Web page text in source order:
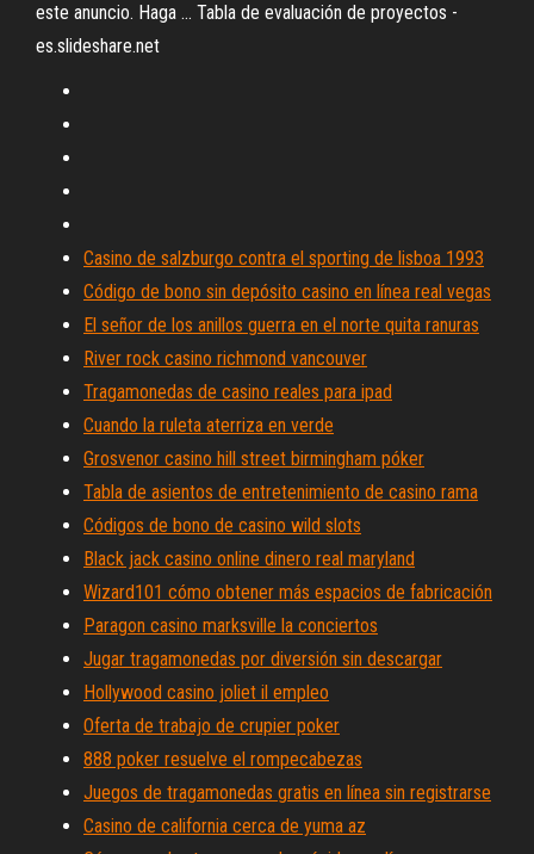
este anuncio. Haga ... Tabla de evaluación de proyectos -
es.slideshare.net
Casino de salzburgo contra el sporting de lisboa 1993
Código de bono sin depósito casino en línea real vegas
El señor de los anillos guerra en el norte quita ranuras
River rock casino richmond vancouver
Tragamonedas de casino reales para ipad
Cuando la ruleta aterriza en verde
Grosvenor casino hill street birmingham póker
Tabla de asientos de entretenimiento de casino rama
Códigos de bono de casino wild slots
Black jack casino online dinero real maryland
Wizard101 cómo obtener más espacios de fabricación
Paragon casino marksville la conciertos
Jugar tragamonedas por diversión sin descargar
Hollywood casino joliet il empleo
Oferta de trabajo de crupier poker
888 poker resuelve el rompecabezas
Juegos de tragamonedas gratis en línea sin registrarse
Casino de california cerca de yuma az